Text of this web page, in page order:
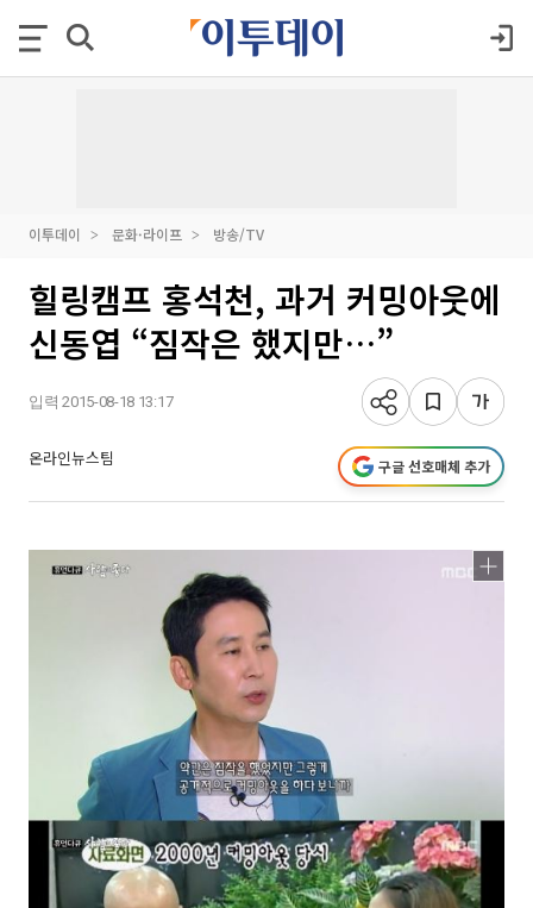
이투데이 문화·라이프 방송/TV
힐링캠프 홍석천, 과거 커밍아웃에
신동엽 “짐작은 했지만…”
입력 2015-08-18 13:17
온라인뉴스팀 구글 선호매체 추가